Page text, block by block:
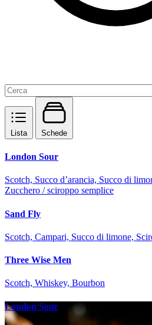
Lista Schede
London Sour
Scotch, Succo d’arancia, Succo di
Zucchero / sciroppo semplice
Sand Fly
Scotch, Campari, Succo di limone,
Three Wise Men
Scotch, Whiskey, Bourbon
London Sour